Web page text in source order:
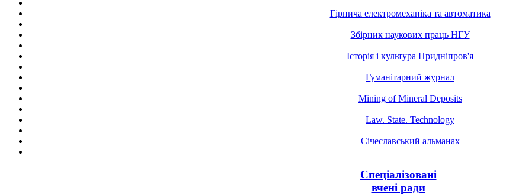
Гірнича електромеханіка та автоматика
Збірник наукових праць НГУ
Історія і культура Придніпров'я
Гуманітарний журнал
Mining of Mineral Deposits
Law. State. Technology
Січеславський альманах
Спеціалізовані
вчені ради